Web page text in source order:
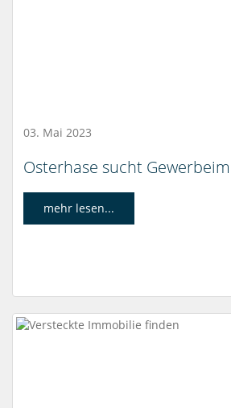
03. Mai 2023
Osterhase sucht
mehr lesen...